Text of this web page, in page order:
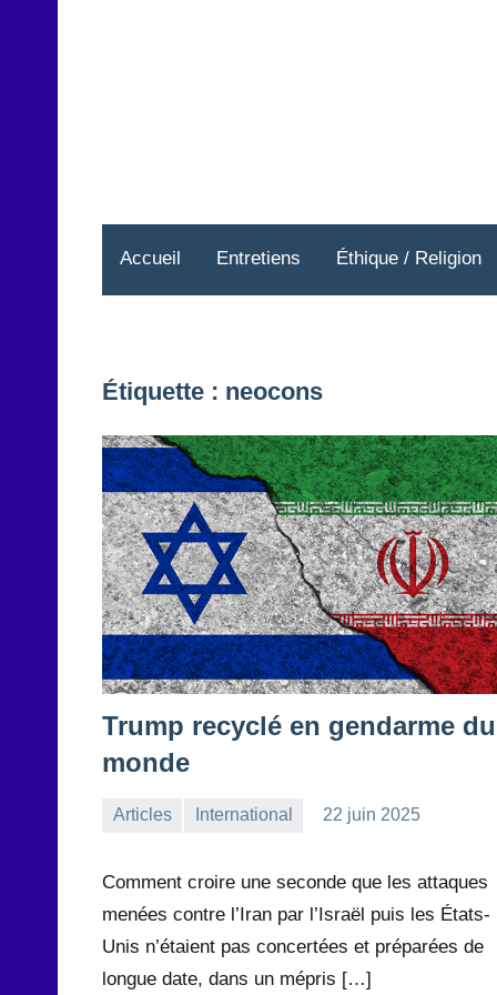
Accueil Entretiens Éthique / Religion
Étiquette : neocons
Trump recyclé en gendarme du
monde
Articles International
22 juin 2025
Comment croire une seconde que les attaques
menées contre l’Iran par l’Israël puis les États-
Unis n’étaient pas concertées et préparées de
longue date, dans un mépris […]